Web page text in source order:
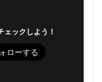
ェックしよう！